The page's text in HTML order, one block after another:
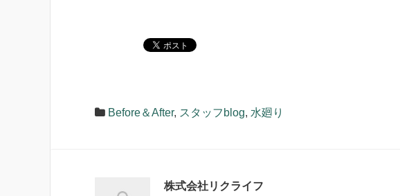
Before＆After, スタッフblog, 水廻り
株式会社リクライフ